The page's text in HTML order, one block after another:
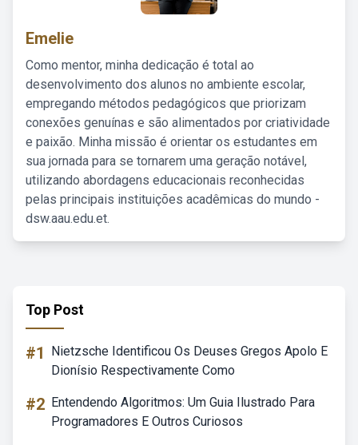
Emelie
Como mentor, minha dedicação é total ao
desenvolvimento dos alunos no ambiente escolar,
empregando métodos pedagógicos que priorizam
conexões genuínas e são alimentados por criatividade
e paixão. Minha missão é orientar os estudantes em
sua jornada para se tornarem uma geração notável,
utilizando abordagens educacionais reconhecidas
pelas principais instituições acadêmicas do mundo -
dsw.aau.edu.et.
Top Post
#1
Nietzsche Identificou Os Deuses Gregos Apolo E
Dionísio Respectivamente Como
#2 Entendendo Algoritmos: Um Guia Ilustrado Para
Programadores E Outros Curiosos